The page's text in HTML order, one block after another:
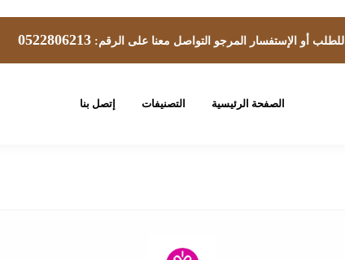
للطلب أو الإستفسار المرجو التواصل معنا على الرقم:0522806213
الصفحة الرئيسية التصنيفات إتصل بنا